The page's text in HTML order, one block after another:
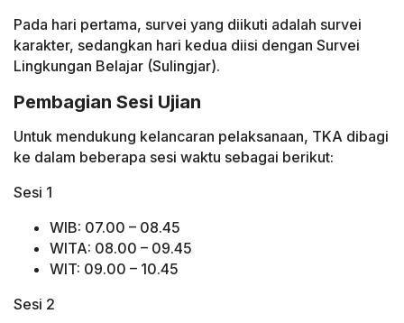
Pada hari pertama, survei yang diikuti adalah survei
karakter, sedangkan hari kedua diisi dengan Survei
Lingkungan Belajar (Sulingjar).
Pembagian Sesi Ujian
Untuk mendukung kelancaran pelaksanaan, TKA dibagi
ke dalam beberapa sesi waktu sebagai berikut:
Sesi 1
WIB: 07.00 – 08.45
WITA: 08.00 – 09.45
WIT: 09.00 – 10.45
Sesi 2